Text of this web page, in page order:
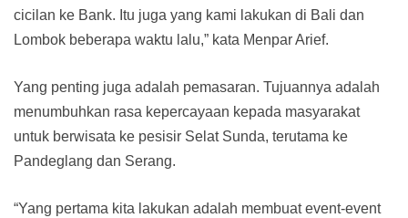
cicilan ke Bank. Itu juga yang kami lakukan di Bali dan
Lombok beberapa waktu lalu,” kata Menpar Arief.
Yang penting juga adalah pemasaran. Tujuannya adalah
menumbuhkan rasa kepercayaan kepada masyarakat
untuk berwisata ke pesisir Selat Sunda, terutama ke
Pandeglang dan Serang.
“Yang pertama kita lakukan adalah membuat event-event